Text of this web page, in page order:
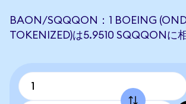
BAON/SQQQON：1 BOEING
TOKENIZED)は5.9510 SQQQONに